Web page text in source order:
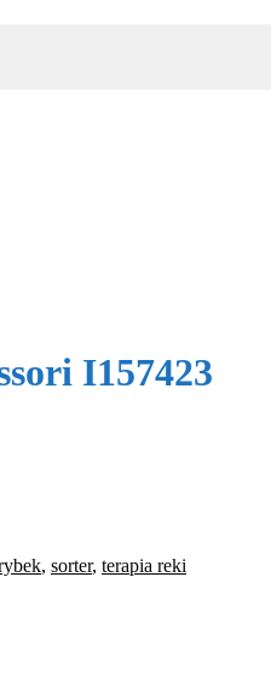
I157423
, sorter, terapia reki